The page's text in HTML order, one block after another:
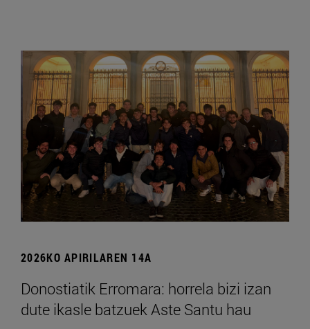
2026KO APIRILAREN 14A
Donostiatik Erromara: horrela bizi izan
dute ikasle batzuek Aste Santu hau